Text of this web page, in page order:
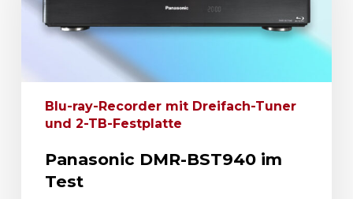
Blu-ray-Recorder mit Dreifach-Tuner
und 2-TB-Festplatte
Panasonic DMR-BST940 im
Test